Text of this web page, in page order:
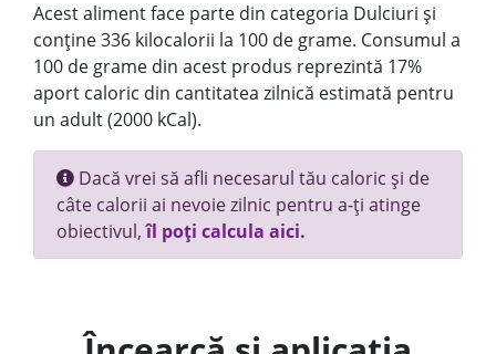
Acest aliment face parte din categoria Dulciuri și
conține 336 kilocalorii la 100 de grame. Consumul a
100 de grame din acest produs reprezintă 17%
aport caloric din cantitatea zilnică estimată pentru
un adult (2000 kCal).
Dacă vrei să afli necesarul tău caloric și de
câte calorii ai nevoie zilnic pentru a-ți atinge
obiectivul,îl poți calcula aici.